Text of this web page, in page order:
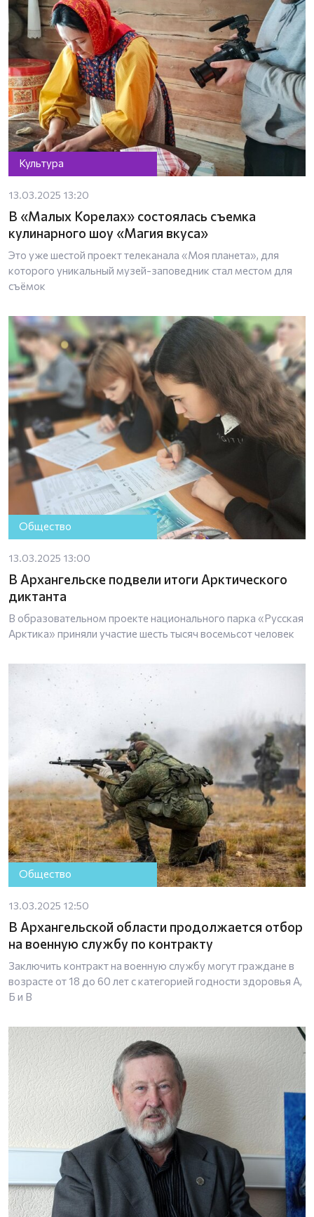
Культура
13.03.2025 13:20
В «Малых Корелах» состоялась съемка
кулинарного шоу «Магия вкуса»
Это уже шестой проект телеканала «Моя планета», для
которого уникальный музей-заповедник стал местом для
съёмок
Общество
13.03.2025 13:00
В Архангельске подвели итоги Арктического
диктанта
В образовательном проекте национального парка «Русская
Арктика» приняли участие шесть тысяч восемьсот человек
Общество
13.03.2025 12:50
В Архангельской области продолжается отбор
на военную службу по контракту
Заключить контракт на военную службу могут граждане в
возрасте от 18 до 60 лет с категорией годности здоровья А,
Б и В